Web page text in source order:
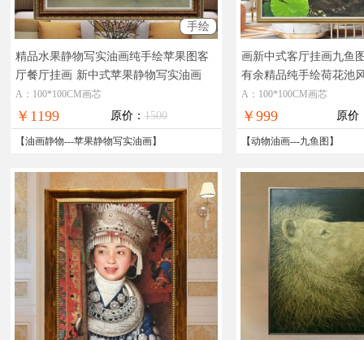
手绘
精品水果静物写实油画纯手绘苹果图客
厅餐厅挂画 新中式苹果静物写实油画
A：100*100CM画芯
￥1199 原价： 1500
【油画静物---苹果静物写实油画】
画新中式客厅挂画九鱼
有余精品纯手绘荷花池
大厅的新中式九鱼图
A：100*100CM画芯
￥999 原价
【动物油画---九鱼图 】